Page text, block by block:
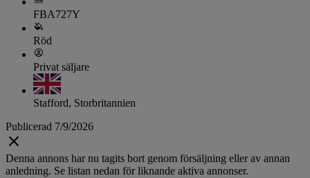
FBA727Y
Röd
Privat säljare
Stafford, Storbritannien
Publicerad 7/9/2026
Denna annons har nu tagits bort genom försäljning eller av annan
anledning. Se listan nedan för liknande aktiva annonser.